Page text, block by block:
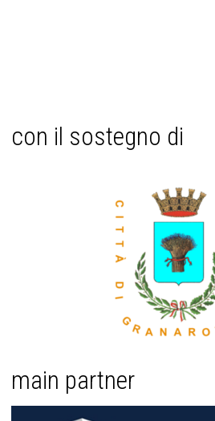
con il sostegno di
main partner